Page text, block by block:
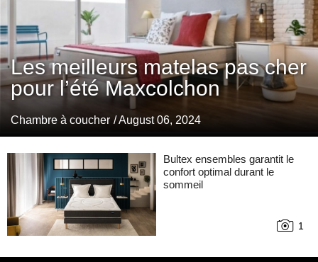
Les meilleurs matelas pas cher
pour l’été Maxcolchon
Chambre à coucher / August 06, 2024
Bultex ensembles garantit le
confort optimal durant le
sommeil
1